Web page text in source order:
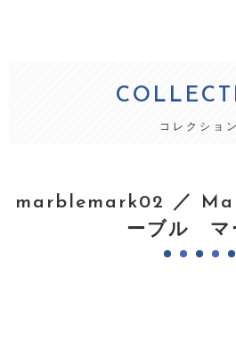
コレクション
marblemark02 ／
ーブル マ